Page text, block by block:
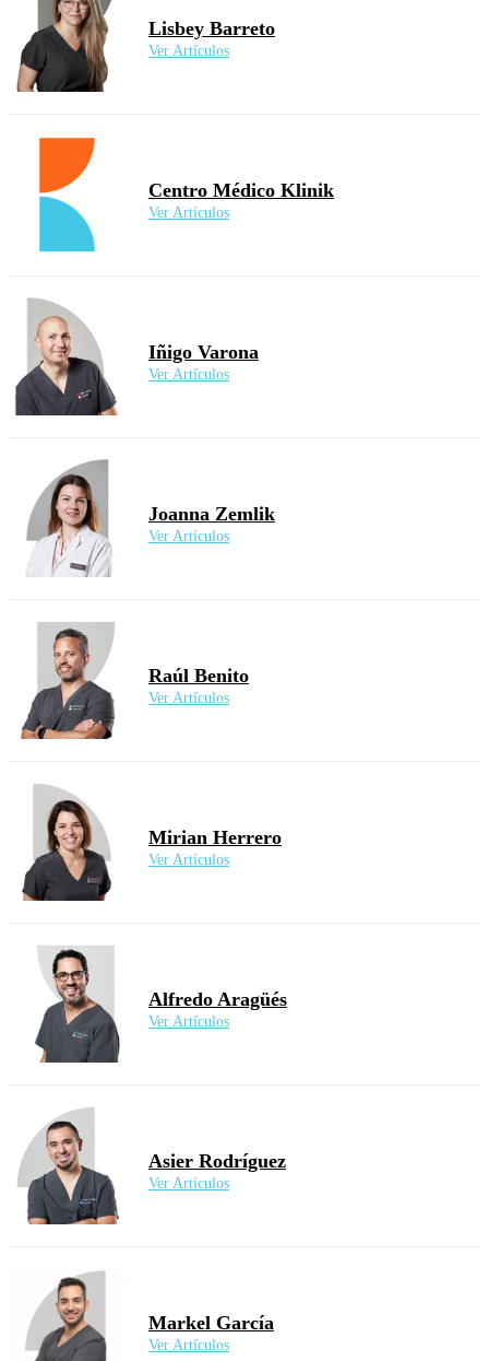
Lisbey Barreto
Ver Artículos
Centro Médico Klinik
Ver Artículos
Iñigo Varona
Ver Artículos
Joanna Zemlik
Ver Artículos
Raúl Benito
Ver Artículos
Mirian Herrero
Ver Artículos
Alfredo Aragüés
Ver Artículos
Asier Rodríguez
Ver Artículos
Markel García
Ver Artículos